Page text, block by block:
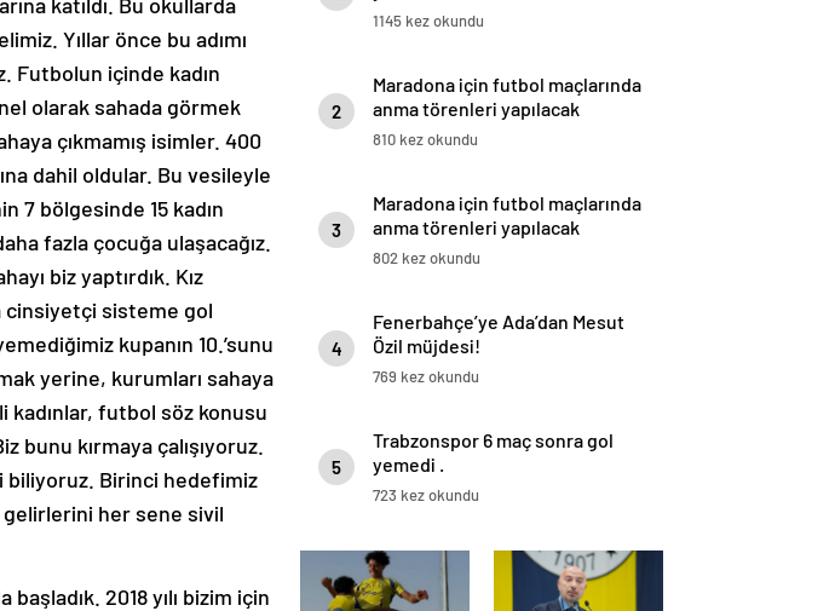
Yıllar önce bu adımı
Futbolun içinde kadın
olarak sahada görmek
çıkmamış isimler. 400
dahil oldular. Bu vesileyle
7 bölgesinde 15 kadın
fazla çocuğa ulaşacağız.
biz yaptırdık. Kız
cinsiyetçi sisteme gol
kupanın 10.’sunu
yerine, kurumları sahaya
kadınlar, futbol söz konusu
bunu kırmaya çalışıyoruz.
biliyoruz. Birinci hedefimiz
gelirlerini her sene sivil
2018 yılı bizim için
1145 kez okundu
2
Maradona için futbol maçlarında
anma törenleri yapılacak
810 kez okundu
3
Maradona için futbol maçlarında
anma törenleri yapılacak
802 kez okundu
4
Fenerbahçe’ye Ada’dan Mesut
Özil müjdesi!
769 kez okundu
5
Trabzonspor 6 maç sonra gol
yemedi .
723 kez okundu